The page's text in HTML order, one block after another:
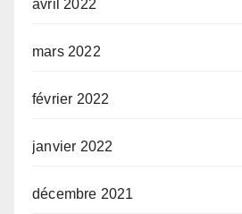
avril 2022
mars 2022
février 2022
janvier 2022
décembre 2021